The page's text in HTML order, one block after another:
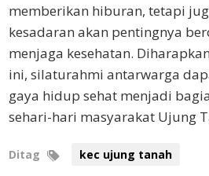
memberikan hiburan, tetapi
kesadaran akan pentingnya
menjaga kesehatan.
ini, silaturahmi antarwarga
gaya hidup sehat menjadi
sehari-hari masyarakat Ujung
Ditag kec ujung tanah